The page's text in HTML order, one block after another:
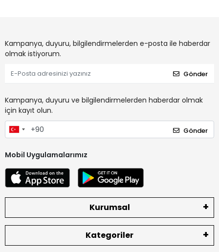
Kampanya, duyuru, bilgilendirmelerden e-posta ile haberdar
olmak istiyorum.
Gönder
Kampanya, duyuru ve bilgilendirmelerden haberdar olmak
için kayıt olun.
Gönder
Mobil Uygulamalarımız
Kurumsal
Kategoriler